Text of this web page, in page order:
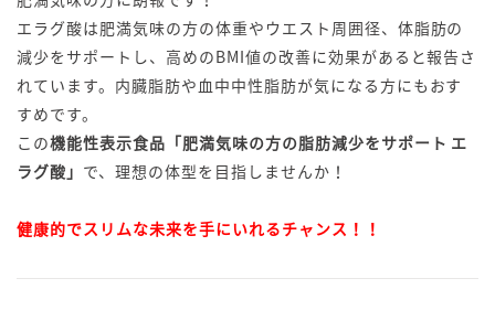
エラグ酸は肥満気味の方の体重やウエスト周囲径、体脂肪の
減少をサポートし、高めのBMI値の改善に効果があると報告さ
れています。内臓脂肪や血中中性脂肪が気になる方にもおす
すめです。
この機能性表示食品「肥満気味の方の脂肪減少をサポート エ
ラグ酸」 で、理想の体型を目指しませんか！
健康的でスリムな未来を手にいれるチャンス！！